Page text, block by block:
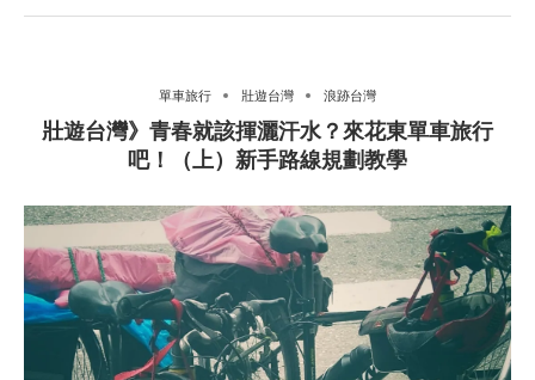
單車旅行 壯遊台灣 浪跡台灣
壯遊台灣》青春就該揮灑汗水？來花東單車旅行
吧！（上）新手路線規劃教學